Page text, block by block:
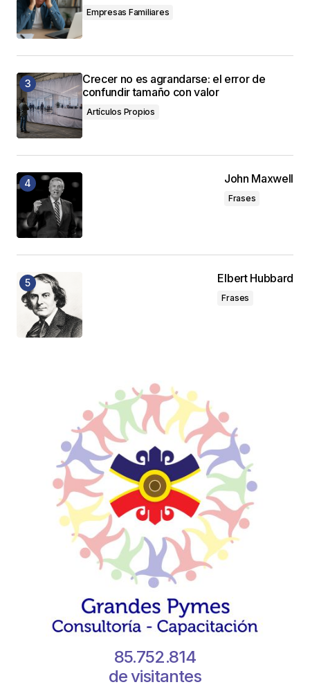
Empresas Familiares
Crecer no es agrandarse: el error de
confundir tamaño con valor
Artículos Propios
John Maxwell
Frases
Elbert Hubbard
Frases
85.752.814
de visitantes